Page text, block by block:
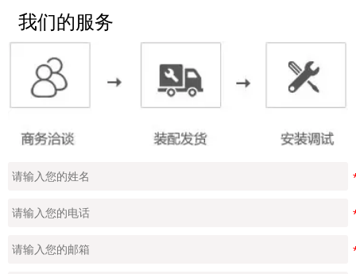
我们的服务